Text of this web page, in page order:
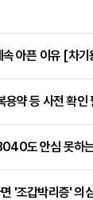
아픈 이유 [차기
용약 등 사전 확
도 안심 못하
'조갑박리증' 의